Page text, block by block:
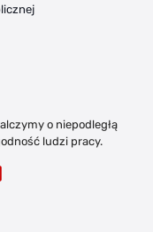
o niepodległą
ludzi pracy.